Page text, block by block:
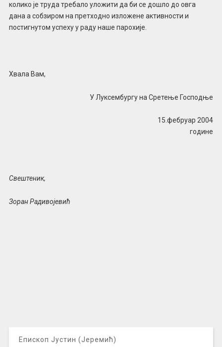
колико је труда требало уложити да би се дошло до овга
дана а собзиром на претходно изложене активности и
постигнутом успеху у раду наше парохије.
Хвала Вам,
У Луксембургу на Сретење Господње
15.фебруар 2004
године
Свештеник,
Зоран Радивојевић
Епископ Јустин (Јеремић)